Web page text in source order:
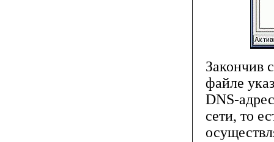
Закончив
файле
DNS-
сети, то